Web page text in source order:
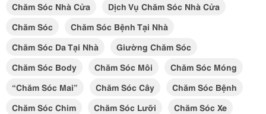
Chăm Sóc Nhà Cửa
Dịch Vụ Chăm Sóc Nhà Cửa
Chăm Sóc
Chăm Sóc Bệnh Tại Nhà
Chăm Sóc Da Tại Nhà
Giường Chăm Sóc
Chăm Sóc Body
Chăm Sóc Môi
Chăm Sóc Móng
“chăm Sóc Mai”
Chăm Sóc Cây
Chăm Sóc Bệnh
Chăm Sóc Chim
Chăm Sóc Lưỡi
Chăm Sóc Xe